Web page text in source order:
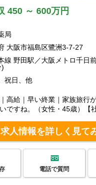
450 ～ 600万円
局
大阪市福島区鷺洲3-7-27
線 野田駅／大阪メトロ千日
)
祝日、他
高給｜早い終業｜家族旅行
ですね。（女性・45歳）【
求人情報を詳しく見て
電話で質問